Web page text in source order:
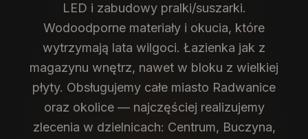
LED i zabudowy pralki/suszarki.
Wodoodporne materiały i okucia, które
wytrzymają lata wilgoci. Łazienka jak z
magazynu wnętrz, nawet w bloku z wielkiej
płyty. Obsługujemy całe miasto Radwanice
oraz okolice — najczęściej realizujemy
zlecenia w dzielnicach: Centrum, Buczyna,